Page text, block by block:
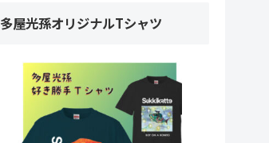
多屋光孫オリジナルTシャツ